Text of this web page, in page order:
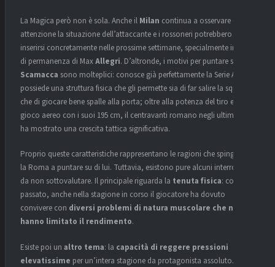
La Magica però non è sola. Anche il Milan continua a osservare con
attenzione la situazione dell’attaccante e i rossoneri potrebbero
inserirsi concretamente nelle prossime settimane, specialmente in caso
di permanenza di MaxAllegri. D’altronde, i motivi per puntare su
Scamacca sono molteplici: conosce già perfettamente la Serie A e
possiede una struttura fisica che gli permette sia di far salire la squadra
che di giocare bene spalle alla porta; oltre alla potenza del tiro e il
gioco aereo con i suoi 195 cm, il centravanti romano negli ultimi anni
ha mostrato una crescita tattica significativa.
Proprio queste caratteristiche rappresentano le ragioni che spingono
la Roma a puntare su di lui. Tuttavia, esistono pure alcuni interrogativi
da non sottovalutare. Il principale riguarda la tenuta fisica: come in
passato, anche nella stagione in corso il giocatore ha dovuto
convivere con diversi problemi di natura muscolare che ne
hanno limitato il rendimento.
Esiste poi un altro tema: la capacità di reggere pressioni
elevatissime per un’intera stagione da protagonista assoluto. Il